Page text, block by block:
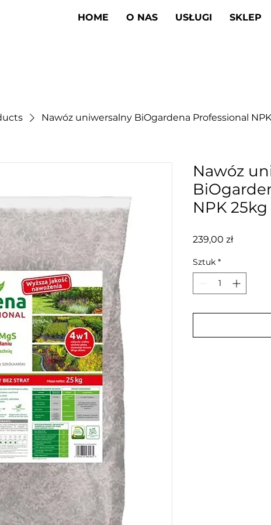
HOME O NAS USŁUGI SKLEP
Nawóz uniwersalny BiOgardena Professional
Nawóz
NPK 25kg
239,00 złCena
Sztuk *